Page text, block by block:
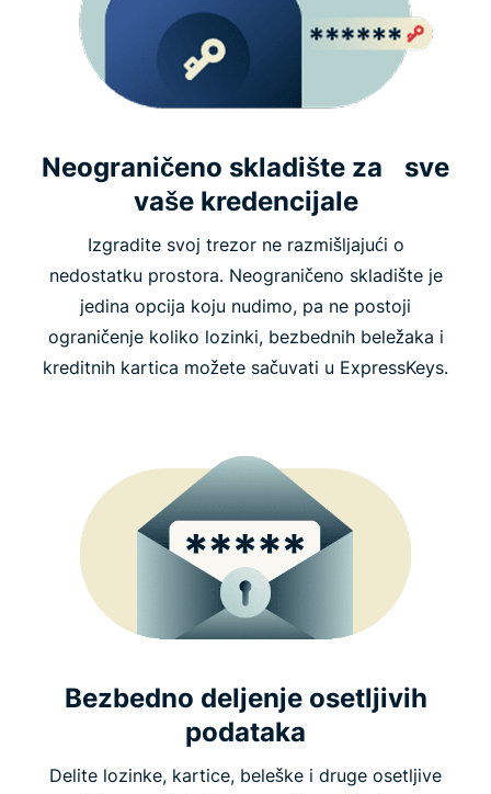
Neograničeno skladište za sve
vaše kredencijale
Izgradite svoj trezor ne razmišljajući o
nedostatku prostora. Neograničeno skladište je
jedina opcija koju nudimo, pa ne postoji
ograničenje koliko lozinki, bezbednih beležaka i
kreditnih kartica možete sačuvati u ExpressKeys.
Bezbedno deljenje osetljivih
podataka
Delite lozinke, kartice, beleške i druge osetljive